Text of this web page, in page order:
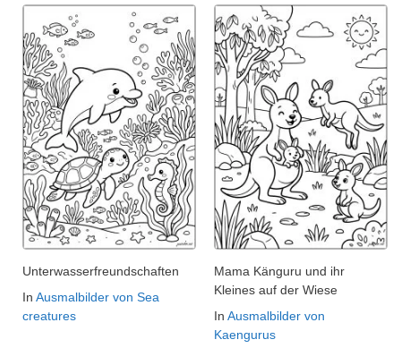
Unterwasserfreundschaften
In Ausmalbilder von Sea
creatures
Mama Känguru und ihr
Kleines auf der Wiese
In Ausmalbilder von
Kaengurus